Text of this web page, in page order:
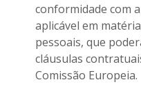
conformidade com
aplicável em
pessoais, que
cláusulas
Comissão Europeia.